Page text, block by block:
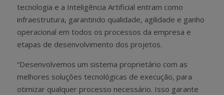
tecnologia e a Inteligência Artificial entram como
infraestrutura, garantindo qualidade, agilidade e ganho
operacional em todos os processos da empresa e
etapas de desenvolvimento dos projetos.
“Desenvolvemos um sistema proprietário com as
melhores soluções tecnológicas de execução, para
otimizar qualquer processo necessário. Isso garante